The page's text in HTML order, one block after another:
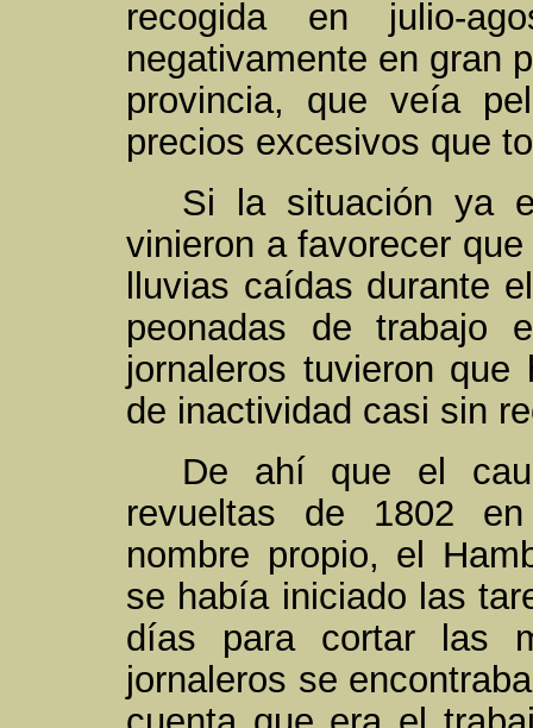
recogida en julio-
negativamente en gran
provincia, que veía
precios excesivos que
Si la situación ya
vinieron a favorecer
lluvias caídas durante
peonadas de
jornaleros tuvieron
de inactividad casi sin
De ahí que el
revueltas de 1802
nombre propio, el
se había iniciado las
días para cortar las
jornaleros se